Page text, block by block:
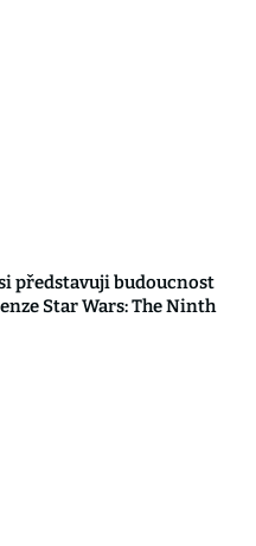
představuji budoucnost
Star Wars: The Ninth